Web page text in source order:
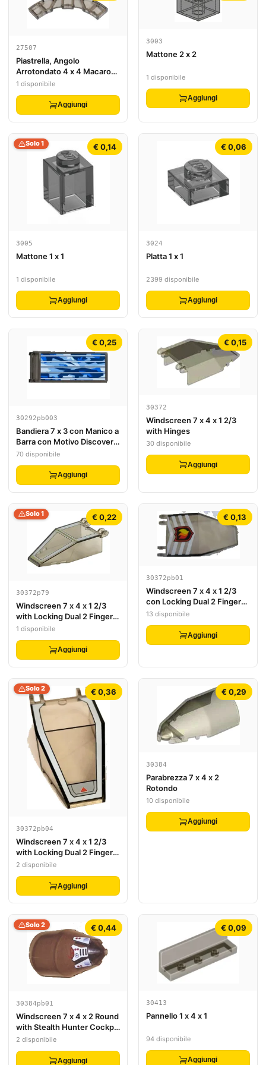
27507
Piastrella, Angolo
Arrotondato 4 x 4 Macaroni
Largo
1 disponibile
Aggiungi
3003
Mattone 2 x 2
1 disponibile
Aggiungi
€ 0,14
Solo 1
3005
Mattone 1 x 1
1 disponibile
Aggiungi
€ 0,06
3024
Platta 1 x 1
2399 disponibile
Aggiungi
€ 0,25
30292pb003
Bandiera 7 x 3 con Manico a
Barra con Motivo Discovery
Solar Array (Adesivo) - Set
70 disponibile
Aggiungi
€ 0,15
30372
Windscreen 7 x 4 x 1 2/3
with Hinges
30 disponibile
Aggiungi
€ 0,22
Solo 1
30372p79
Windscreen 7 x 4 x 1 2/3
with Locking Dual 2 Fingers,
9 Teeth with SW Pattern
1 disponibile
Aggiungi
€ 0,13
30372pb01
Windscreen 7 x 4 x 1 2/3
con Locking Dual 2 Fingers,
9 Teeth con Fire Logo
Pattern (Sticker) - Set 7238
13 disponibile
Aggiungi
€ 0,36
Solo 2
30372pb04
Windscreen 7 x 4 x 1 2/3
with Locking Dual 2 Fingers,
9 Teeth with SW Red
Triangle Pattern
2 disponibile
Aggiungi
€ 0,29
30384
Parabrezza 7 x 4 x 2
Rotondo
10 disponibile
Aggiungi
€ 0,44
Solo 2
30384pb01
Windscreen 7 x 4 x 2 Round
with Stealth Hunter Cockpit
Pattern (Stickers) - Set
7700
2 disponibile
Aggiungi
€ 0,09
30413
Pannello 1 x 4 x 1
94 disponibile
Aggiungi